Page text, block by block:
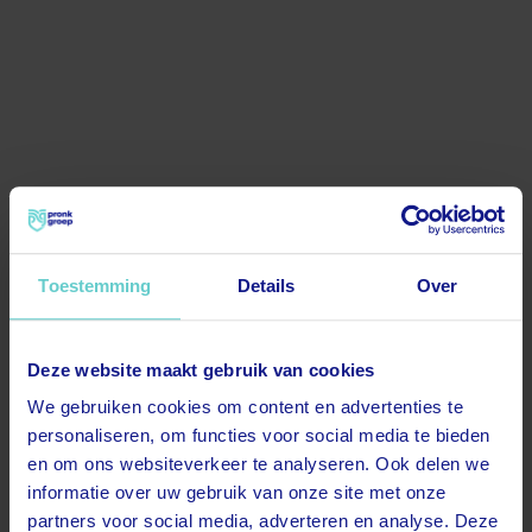
Toestemming Details Over
Deze website maakt gebruik van cookies
We gebruiken cookies om content en advertenties te
personaliseren, om functies voor social media te bieden
en om ons websiteverkeer te analyseren. Ook delen we
informatie over uw gebruik van onze site met onze
partners voor social media, adverteren en analyse. Deze
500